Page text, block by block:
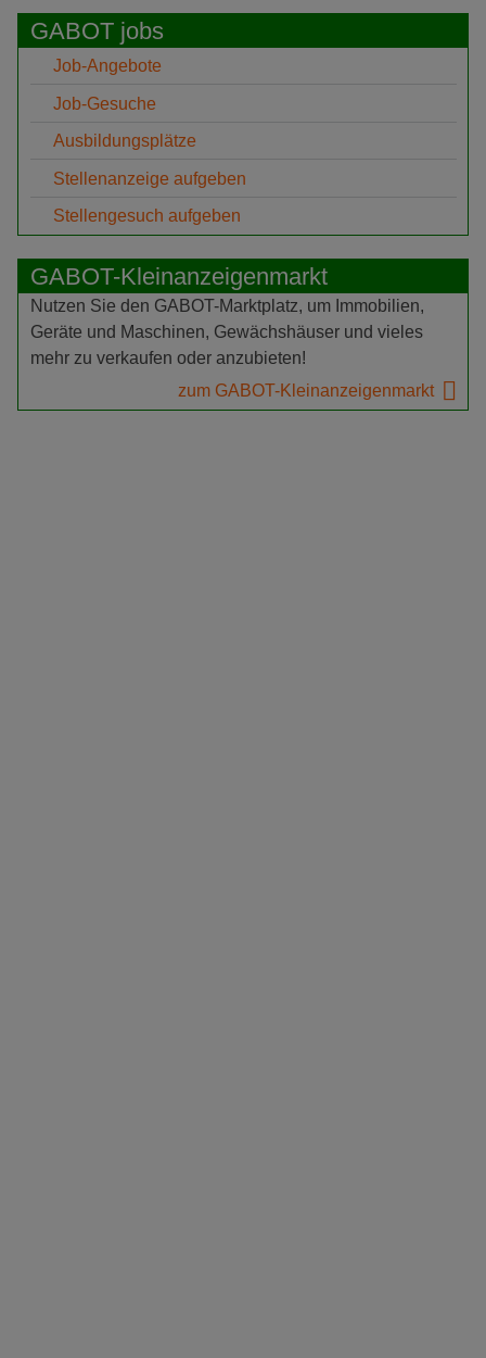
GABOT jobs
Job-Angebote
Job-Gesuche
Ausbildungsplätze
Stellenanzeige aufgeben
Stellengesuch aufgeben
GABOT-Kleinanzeigenmarkt
Nutzen Sie den GABOT-Marktplatz, um Immobilien,
Geräte und Maschinen, Gewächshäuser und vieles
mehr zu verkaufen oder anzubieten!
zum GABOT-Kleinanzeigenmarkt